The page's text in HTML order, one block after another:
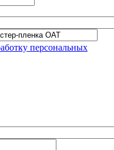
персональных